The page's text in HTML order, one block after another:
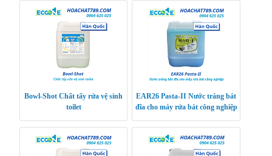
Bowl-Shot Chất tẩy rửa vệ sinh
toilet
EAR26 Pasta-II Nước tráng bát
đĩa cho máy rửa bát công nghiệp